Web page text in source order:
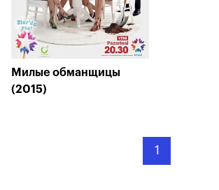
Милые обманщицы
(2015)
1